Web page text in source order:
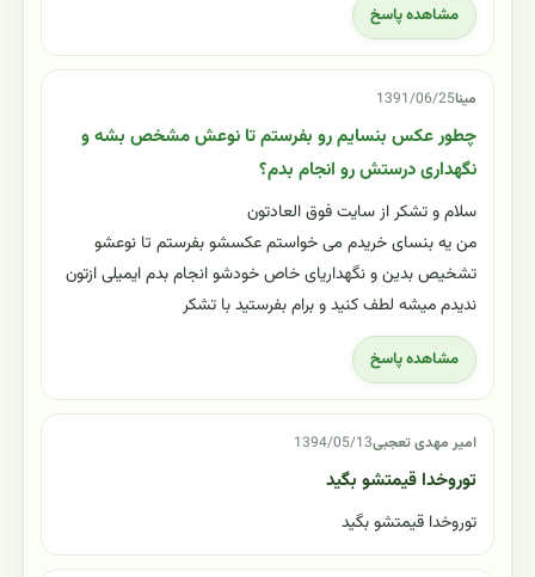
مشاهده پاسخ
مینا1391/06/25
چطور عکس بنسایم رو بفرستم تا نوعش مشخص بشه و
نگهداری درستش رو انجام بدم؟
سلام و تشکر از سایت فوق العادتون
من یه بنسای خریدم می خواستم عکسشو بفرستم تا نوعشو
تشخیص بدین و نگهداریای خاص خودشو انجام بدم ایمیلی ازتون
ندیدم میشه لطف کنید و برام بفرستید با تشکر
مشاهده پاسخ
امیر مهدی تعجبی1394/05/13
توروخدا قیمتشو بگید
توروخدا قیمتشو بگید